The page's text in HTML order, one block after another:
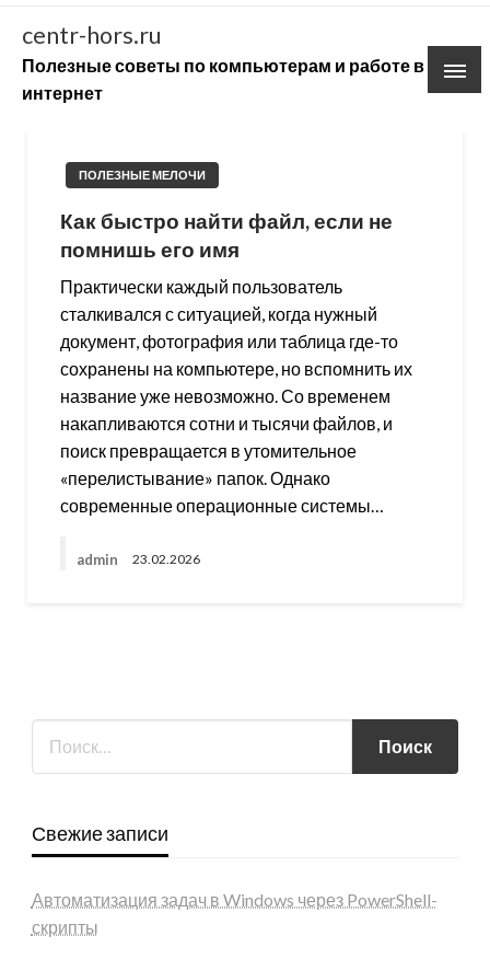
Skip
content
centr-hors.ru
Полезные советы по компьютерам и работе в
интернет
ПОЛЕЗНЫЕ МЕЛОЧИ
Как быстро найти файл, если не
помнишь его имя
Практически каждый пользователь
сталкивался с ситуацией, когда нужный
документ, фотография или таблица где-то
сохранены на компьютере, но вспомнить их
название уже невозможно. Со временем
накапливаются сотни и тысячи файлов, и
поиск превращается в утомительное
«перелистывание» папок. Однако
современные операционные системы…
admin 23.02.2026
Свежие записи
Автоматизация задач в Windows через PowerShell-
скрипты